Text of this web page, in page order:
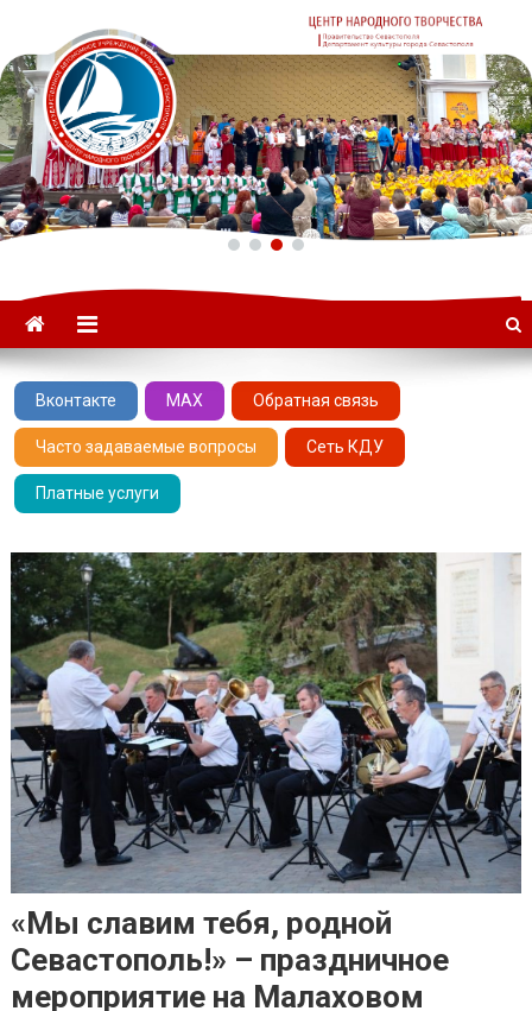
ГАУК «ЦНТ» –
Севастопольский Центр
народного творчества
Вконтакте MAX Обратная связь
Часто задаваемые вопросы Сеть КДУ
Платные услуги
«Мы славим тебя, родной
Севастополь!» – праздничное
мероприятие на Малаховом